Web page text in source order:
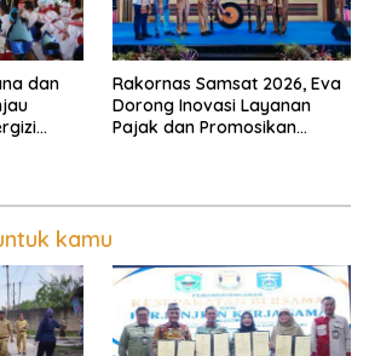
dan
Rakornas Samsat 2026, Eva
Dorong Inovasi Layanan
Pajak dan Promosikan
kamu